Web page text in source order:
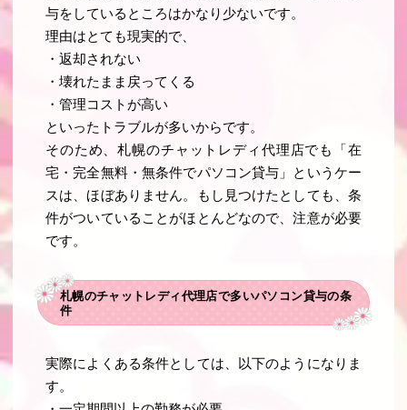
与をしているところはかなり少ないです。
理由はとても現実的で、
・返却されない
・壊れたまま戻ってくる
・管理コストが高い
といったトラブルが多いからです。
そのため、札幌のチャットレディ代理店でも「在
宅・完全無料・無条件でパソコン貸与」というケー
スは、ほぼありません。もし見つけたとしても、条
件がついていることがほとんどなので、注意が必要
です。
札幌のチャットレディ代理店で多いパソコン貸与の条
件
実際によくある条件としては、以下のようになりま
す。